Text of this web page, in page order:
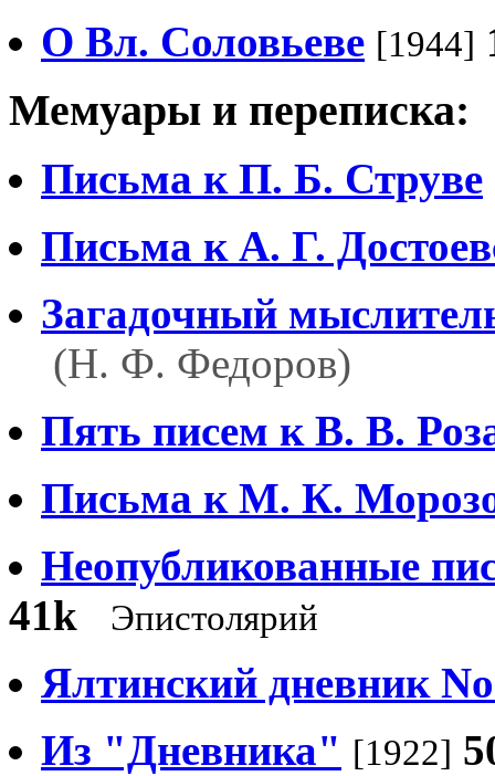
О Вл. Соловьеве [1944]
Мемуары и переписка:
Письма к П. Б. Струве
Письма к А. Г.
Загадочный
(Н. Ф. Федоров)
Пять писем к В. В.
Письма к М. К.
Неопубликованные
41k
Эпистолярий
Ялтинский дневник
Из "Дневника" [1922]